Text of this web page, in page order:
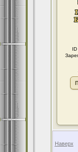
Наверх